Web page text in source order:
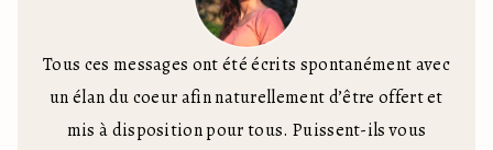
Tous ces messages ont été écrits spontanément avec
un élan du coeur afin naturellement d’être offert et
mis à disposition pour tous. Puissent-ils vous